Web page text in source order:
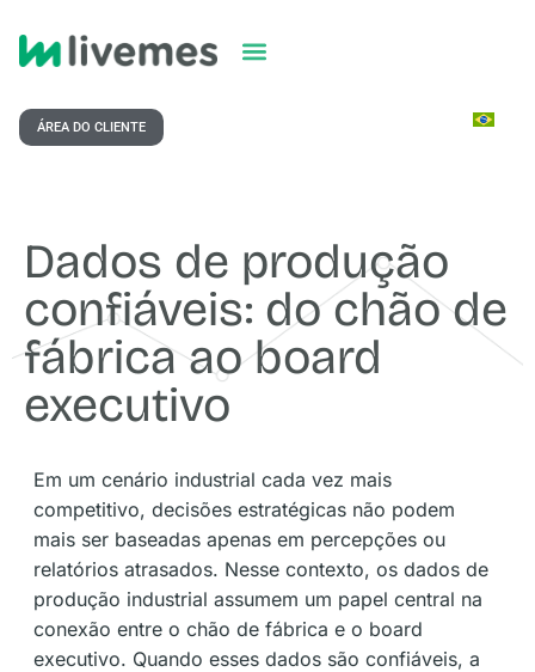
ÁREA DO CLIENTE
Dados de produção
confiáveis: do chão de
fábrica ao board
executivo
Em um cenário industrial cada vez mais
competitivo, decisões estratégicas não podem
mais ser baseadas apenas em percepções ou
relatórios atrasados. Nesse contexto, os dados de
produção industrial assumem um papel central na
conexão entre o chão de fábrica e o board
executivo. Quando esses dados são confiáveis, a